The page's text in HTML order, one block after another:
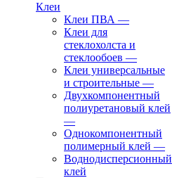
Клеи
Клеи ПВА —
Клеи для
стеклохолста и
стеклообоев —
Клеи универсальные
и строительные —
Двухкомпонентный
полиуретановый клей
—
Однокомпонентный
полимерный клей —
Воднодисперсионный
клей